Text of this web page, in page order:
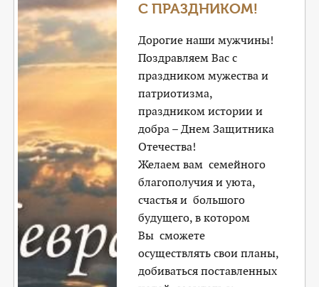
С ПРАЗДНИКОМ!
Дорогие наши мужчины!
Поздравляем Вас с
праздником мужества и
патриотизма,
праздником истории и
добра – Днем Защитника
Отечества!
Желаем вам семейного
благополучия и уюта,
счастья и большого
будущего, в котором
Вы сможете
осуществлять свои планы,
добиваться поставленных